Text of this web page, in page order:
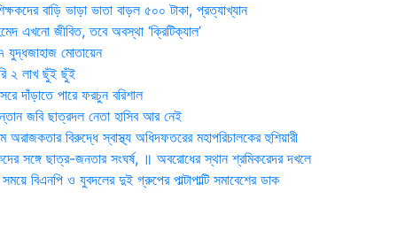
বাড়ি ভাড়া ভাতা বাড়ল ৫০০ টাকা, প্রত্যাখ্যান
এখনো জীবিত, তবে অবস্থা ‘ক্রিটিক্যাল’
যুদ্ধজাহাজ মোতায়েন
২ লাখ ছুঁই ছুঁই
দাঁড়াতে পারে ফরচুন বরিশাল
জবি ছাত্রদল নেতা হাসিব আর নেই
অরাজকতার বিরুদ্ধে স্বাস্থ্য অধিদফতরের মহাপরিচালকের হুশিয়ারী
সঙ্গে ছাত্র-জনতার সংঘর্ষ, ॥ অবরোধের স্থান শ্রমিকরেদর দখলে
বিএনপি ও যুবদলের দুই গ্রুপের পাল্টাপাল্টি সমাবেশের ডাক